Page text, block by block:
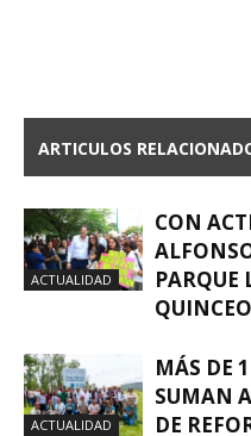
ARTICULOS
ACTUALIDAD
CON
PARQUE
QUINCEO
ACTUALIDAD
MÁS DE
SUMAN
DE